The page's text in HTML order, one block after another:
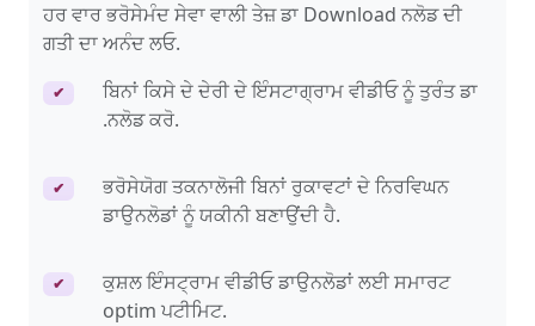
ਹਰ ਵਾਰ ਭਰੋਸੇਮੰਦ ਸੇਵਾ ਵਾਲੀ ਤੇਜ਼ ਡਾ Download ਨਲੋਡ ਦੀ
ਗਤੀ ਦਾ ਅਨੰਦ ਲਓ.
✔
ਬਿਨਾਂ ਕਿਸੇ ਦੇ ਦੇਰੀ ਦੇ ਇੰਸਟਾਗ੍ਰਾਮ ਵੀਡੀਓ ਨੂੰ ਤੁਰੰਤ ਡਾ
.ਨਲੋਡ ਕਰੋ.
✔
ਭਰੋਸੇਯੋਗ ਤਕਨਾਲੋਜੀ ਬਿਨਾਂ ਰੁਕਾਵਟਾਂ ਦੇ ਨਿਰਵਿਘਨ
ਡਾਉਨਲੋਡਾਂ ਨੂੰ ਯਕੀਨੀ ਬਣਾਉਂਦੀ ਹੈ.
✔
ਕੁਸ਼ਲ ਇੰਸਟ੍ਰਾਮ ਵੀਡੀਓ ਡਾਉਨਲੋਡਾਂ ਲਈ ਸਮਾਰਟ
optim ਪਟੀਮਿਟ.